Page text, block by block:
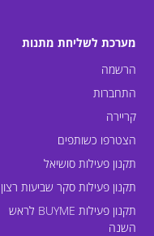
מערכת לשליחת מתנות
הרשמה
התחברות
קריירה
הצטרפו כשותפים
תקנון פעילות סושיאל
תקנון פעילות סקר שביעות רצון
תקנון פעילות BUYME לראש
השנה